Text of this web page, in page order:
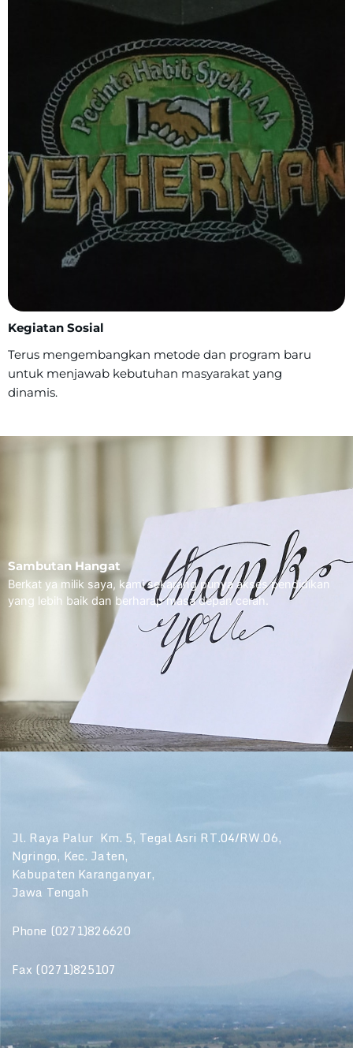
Kegiatan Sosial
Terus mengembangkan metode dan program baru
untuk menjawab kebutuhan masyarakat yang
dinamis.
Sambutan Hangat
Berkat ya milik saya, kami sekarang punya akses pendidikan
yang lebih baik dan berharap masa depan cerah.
Jl. Raya Palur Km. 5, Tegal Asri RT.04/RW.06,
Ngringo, Kec. Jaten,
Kabupaten Karanganyar,
Jawa Tengah
Phone (0271)826620
Fax (0271)825107